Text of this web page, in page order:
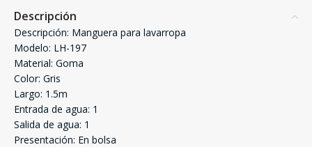
Descripción
Descripción: Manguera para lavarropa
Modelo: LH-197
Material: Goma
Color: Gris
Largo: 1.5m
Entrada de agua: 1
Salida de agua: 1
Presentación: En bolsa